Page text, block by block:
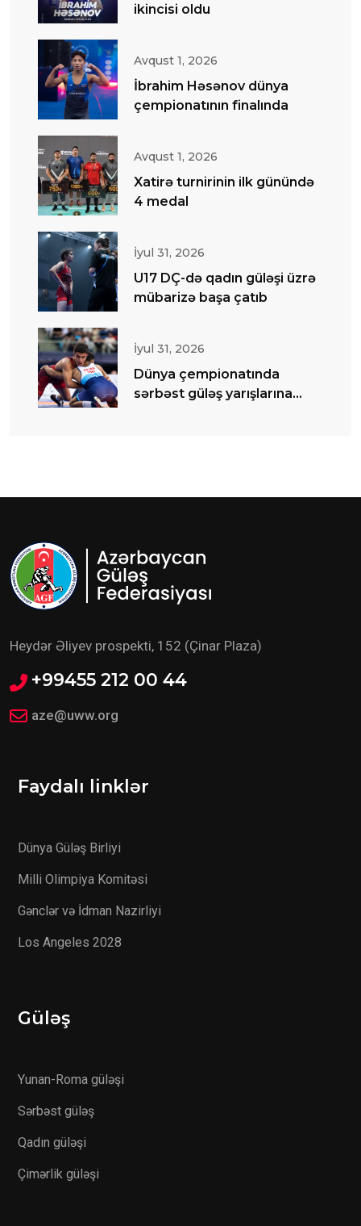
ikincisi oldu
Avqust 1, 2026
İbrahim Həsənov dünya
çempionatının finalında
Avqust 1, 2026
Xatirə turnirinin ilk günündə
4 medal
İyul 31, 2026
U17 DÇ-də qadın güləşi üzrə
mübarizə başa çatıb
İyul 31, 2026
Dünya çempionatında
sərbəst güləş yarışlarına
Heydər Əliyev prospekti, 152 (Çinar Plaza)
+99455 212 00 44
aze@uww.org
Faydalı linklər
Dünya Güləş Birliyi
Milli Olimpiya Komitəsi
Gənclər və İdman Nazirliyi
Los Angeles 2028
Güləş
Yunan-Roma güləşi
Sərbəst güləş
Qadın güləşi
Çimərlik güləşi